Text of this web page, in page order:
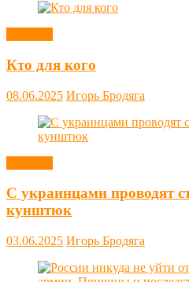
Кто для кого
08.06.2025 Игорь Бродяга
С украинцами проводят
кунштюк
03.06.2025 Игорь Бродяга